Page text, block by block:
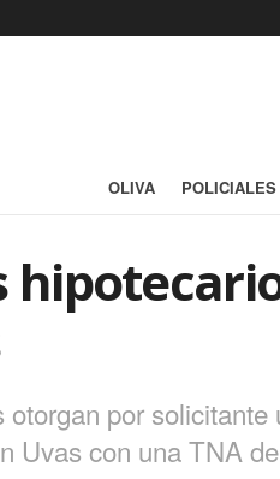
OLIVA POLICIALES
otorgan por
Uvas con una TNA